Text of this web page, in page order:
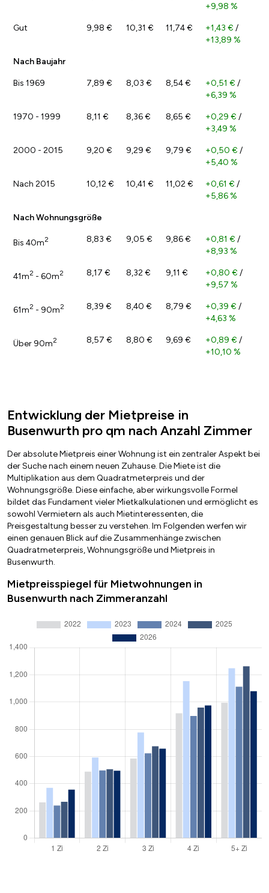
+9,98 %
Gut 9,98 € 10,31 € 11,74 € +1,43 € /
+13,89 %
Nach Baujahr
Bis 1969 7,89 € 8,03 € 8,54 € +0,51 € /
+6,39 %
1970 - 1999 8,11 € 8,36 € 8,65 € +0,29 € /
+3,49 %
2000 - 2015 9,20 € 9,29 € 9,79 € +0,50 € /
+5,40 %
Nach 2015 10,12 € 10,41 € 11,02 € +0,61 € /
+5,86 %
Nach Wohnungsgröße
Bis 40m2 8,83 € 9,05 € 9,86 € +0,81 € /
+8,93 %
41m2 - 60m2 8,17 € 8,32 € 9,11 € +0,80 € /
+9,57 %
61m2 - 90m2 8,39 € 8,40 € 8,79 € +0,39 € /
+4,63 %
Über 90m2 8,57 € 8,80 € 9,69 € +0,89 € /
+10,10 %
Entwicklung der Mietpreise in
Busenwurth pro qm nach Anzahl Zimmer
Der absolute Mietpreis einer Wohnung ist ein zentraler Aspekt bei
der Suche nach einem neuen Zuhause. Die Miete ist die
Multiplikation aus dem Quadratmeterpreis und der
Wohnungsgröße. Diese einfache, aber wirkungsvolle Formel
bildet das Fundament vieler Mietkalkulationen und ermöglicht es
sowohl Vermietern als auch Mietinteressenten, die
Preisgestaltung besser zu verstehen. Im Folgenden werfen wir
einen genauen Blick auf die Zusammenhänge zwischen
Quadratmeterpreis, Wohnungsgröße und Mietpreis in
Busenwurth.
Mietpreisspiegel für Mietwohnungen in
Busenwurth nach Zimmeranzahl